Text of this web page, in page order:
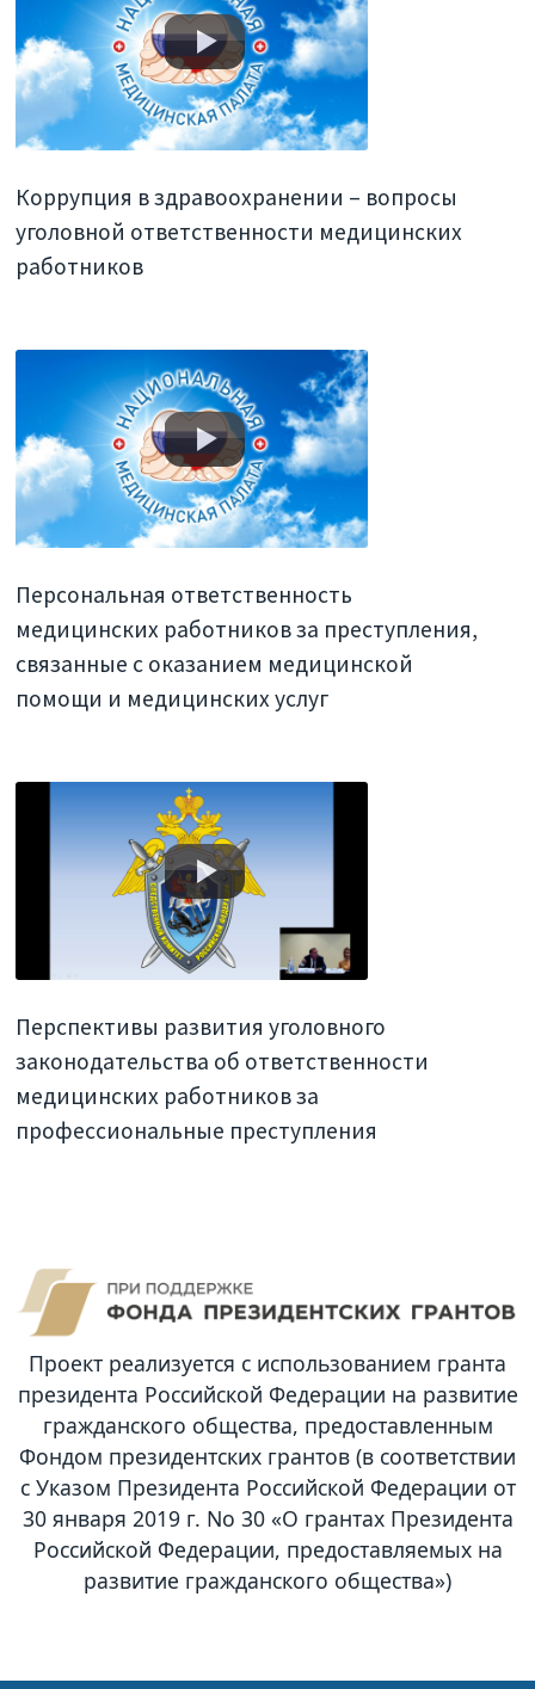
Коррупция в здравоохранении – вопросы
уголовной ответственности медицинских
работников
Персональная ответственность
медицинских работников за преступления,
связанные с оказанием медицинской
помощи и медицинских услуг
Перспективы развития уголовного
законодательства об ответственности
медицинских работников за
профессиональные преступления
Проект реализуется с использованием гранта
президента Российской Федерации на развитие
гражданского общества, предоставленным
Фондом президентских грантов (в соответствии
с Указом Президента Российской Федерации от
30 января 2019 г. No 30 «О грантах Президента
Российской Федерации, предоставляемых на
развитие гражданского общества»)